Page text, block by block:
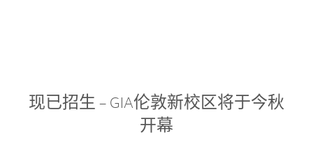
现已招生 – GIA伦敦新校区将于今秋
开幕